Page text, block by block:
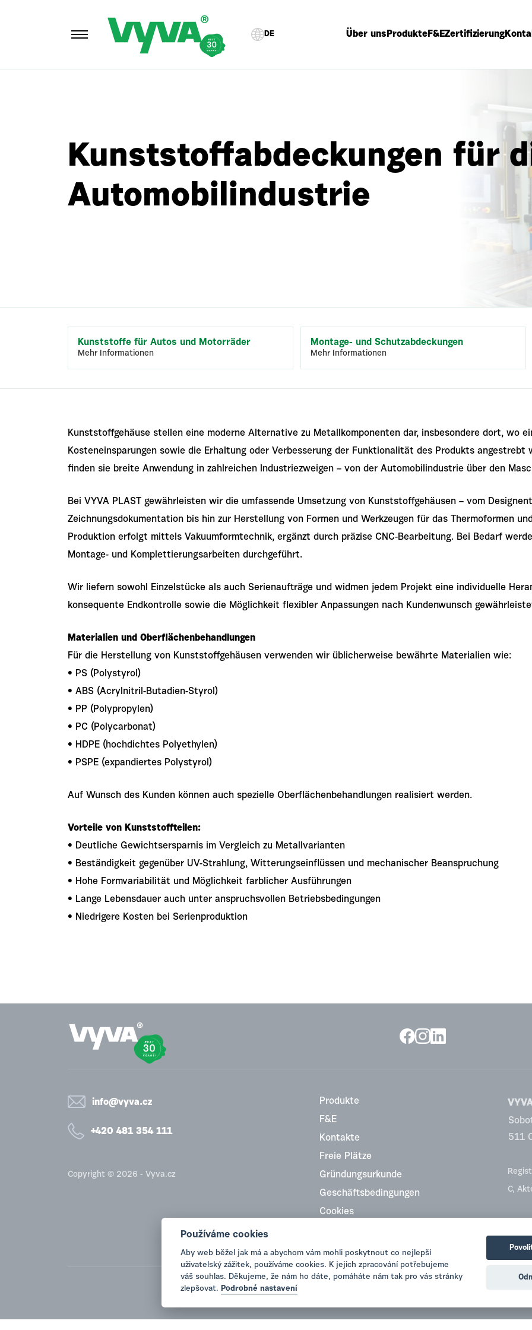
DE Über uns ProdukteF&EZertifizierung
Kunststoffabdeckungen für
Automobilindustrie
Kunststoffe für Autos und Motorräder
Mehr Informationen
Montage- und Schutzabdeckungen
Mehr Informationen
Kunststoffgehäuse stellen eine moderne Alternative zu Metallkomponenten dar, insbesondere dort, wo
Kosteneinsparungen sowie die Erhaltung oder Verbesserung der Funktionalität des Produkts angestrebt
finden sie breite Anwendung in zahlreichen Industriezweigen – von der Automobilindustrie über den
Bei VYVA PLAST gewährleisten wir die umfassende Umsetzung von Kunststoffgehäusen – vom
Zeichnungsdokumentation bis hin zur Herstellung von Formen und Werkzeugen für das Thermoformen
Produktion erfolgt mittels Vakuumformtechnik, ergänzt durch präzise CNC-Bearbeitung. Bei Bedarf
Montage- und Komplettierungsarbeiten durchgeführt.
Wir liefern sowohl Einzelstücke als auch Serienaufträge und widmen jedem Projekt eine individuelle
konsequente Endkontrolle sowie die Möglichkeit flexibler Anpassungen nach Kundenwunsch
Materialien und Oberflächenbehandlungen
Für die Herstellung von Kunststoffgehäusen verwenden wir üblicherweise bewährte Materialien wie:
• PS (Polystyrol)
• ABS (Acrylnitril-Butadien-Styrol)
• PP (Polypropylen)
• PC (Polycarbonat)
• HDPE (hochdichtes Polyethylen)
• PSPE (expandiertes Polystyrol)
Auf Wunsch des Kunden können auch spezielle Oberflächenbehandlungen realisiert werden.
Vorteile von Kunststoffteilen:
• Deutliche Gewichtsersparnis im Vergleich zu Metallvarianten
• Beständigkeit gegenüber UV-Strahlung, Witterungseinflüssen und mechanischer Beanspruchung
• Hohe Formvariabilität und Möglichkeit farblicher Ausführungen
• Lange Lebensdauer auch unter anspruchsvollen Betriebsbedingungen
• Niedrigere Kosten bei Serienproduktion
info@vyva.cz
+420 481 354 111
Copyright © 2026 - Vyva.cz
Produkte
F&E
Kontakte
Freie Plätze
Gründungsurkunde
Geschäftsbedingungen
Cookies
511
C,
Používáme cookies
Aby web běžel jak má a abychom vám mohli poskytnout co nejlepší
uživatelský zážitek, používáme cookies. K jejich zpracování potřebujeme
váš souhlas. Děkujeme, že nám ho dáte, pomáháte nám tak pro vás stránky
zlepšovat. Podrobné nastavení